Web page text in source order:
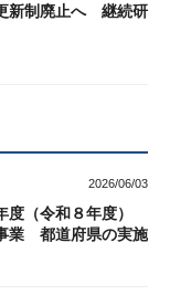
新制廃止へ 継続研
2026/06/03
度（令和８年度）
業 都道府県の実施